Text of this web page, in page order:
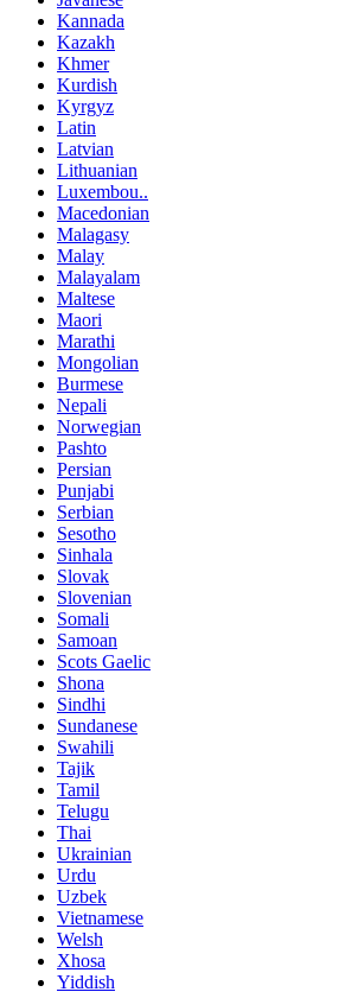
Kannada
Kazakh
Khmer
Kurdish
Kyrgyz
Latin
Latvian
Lithuanian
Luxembou..
Macedonian
Malagasy
Malay
Malayalam
Maltese
Maori
Marathi
Mongolian
Burmese
Nepali
Norwegian
Pashto
Persian
Punjabi
Serbian
Sesotho
Sinhala
Slovak
Slovenian
Somali
Samoan
Scots Gaelic
Shona
Sindhi
Sundanese
Swahili
Tajik
Tamil
Telugu
Thai
Ukrainian
Urdu
Uzbek
Vietnamese
Welsh
Xhosa
Yiddish